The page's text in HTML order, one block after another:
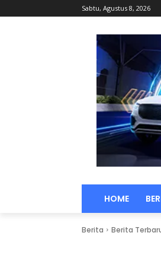
Sabtu, Agustus 8, 2026
HOME
Berita Berita